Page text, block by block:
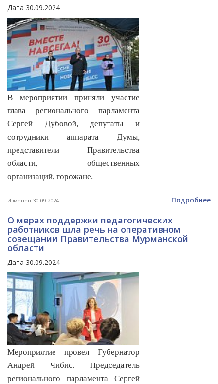
Дата 30.09.2024
В мероприятии приняли участие
глава регионального парламента
Сергей Дубовой, депутаты и
сотрудники аппарата Думы,
представители Правительства
области, общественных
организаций, горожане.
Изменен 30.09.2024 Подробнее
О мерах поддержки педагогических
работников шла речь на оперативном
совещании Правительства Мурманской
области
Дата 30.09.2024
Мероприятие провел Губернатор
Андрей Чибис. Председатель
регионального парламента Сергей